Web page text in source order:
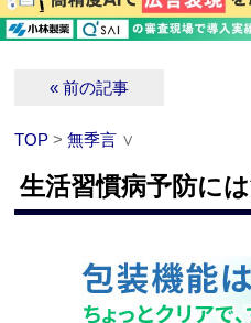
« 前の記事
TOP >無季言 ∨
生活習慣病予防に